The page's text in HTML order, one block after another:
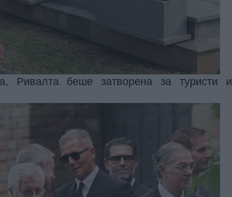
Ривалта беше затворена за туристи и